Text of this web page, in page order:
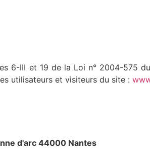
6-III et 19 de la Loi n° 2004-575
utilisateurs et visiteurs du site :
d'arc 44000 Nantes